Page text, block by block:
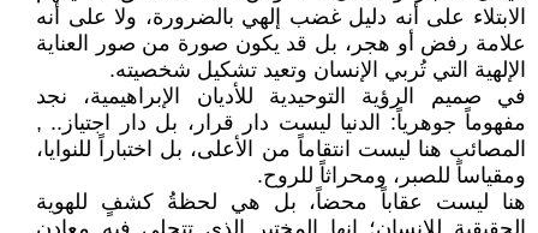
الابتلاء على أنه دليل غضب إلهي بالضرورة، ولا على أنه
علامة رفض أو هجر، بل قد يكون صورة من صور العناية
الإلهية التي تُربي الإنسان وتعيد تشكيل شخصيته.
في صميم الرؤية التوحيدية للأديان الإبراهيمية، نجد
مفهوماً جوهرياً: الدنيا ليست دار قرار، بل دار اجتياز.. ,
المصائب هنا ليست انتقاماً من الأعلى، بل اختباراً للنوايا،
ومقياساً للصبر، ومحراثاً للروح.
هنا ليست عقاباً محضاً، بل هي لحظةُ كشفٍ للهوية